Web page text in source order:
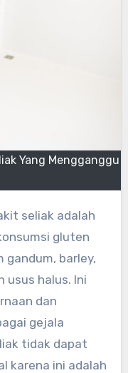
Yang Mengganggu
seliak adalah
gluten
gandum, barley,
usus halus. Ini
dan
gejala
tidak dapat
karena ini adalah